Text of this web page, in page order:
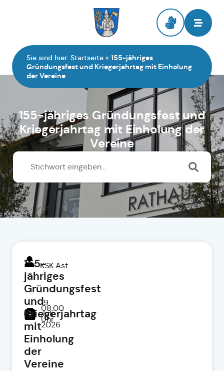
Sie sind hier: Startseite » 155-jähriges
Gründungsfest und Kriegerjahrtag mit Einholung
der Vereine
155-jähriges Gründungsfest und
Kriegerjahrtag mit Einholung der
Vereine
19.
Juli
2026
08:00
Uhr
155-
jähriges
Gründungsfest
und
Kriegerjahrtag
mit
Einholung
der
Vereine
KSK Ast